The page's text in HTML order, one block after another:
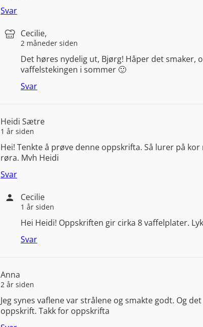
Svar
Cecilie,
2 måneder siden
Det høres nydelig ut, Bjørg! Håper det smaker,
vaffelstekingen i sommer 🙂
Svar
Heidi Sætre
1 år siden
Hei! Tenkte å prøve denne oppskrifta. Så lurer på
røra. Mvh Heidi
Svar
Cecilie
1 år siden
Hei Heidi! Oppskriften gir cirka 8 vaffelplater.
Svar
Anna
2 år siden
Jeg synes vaflene var strålene og smakte godt. Og
oppskrift. Takk for oppskrifta